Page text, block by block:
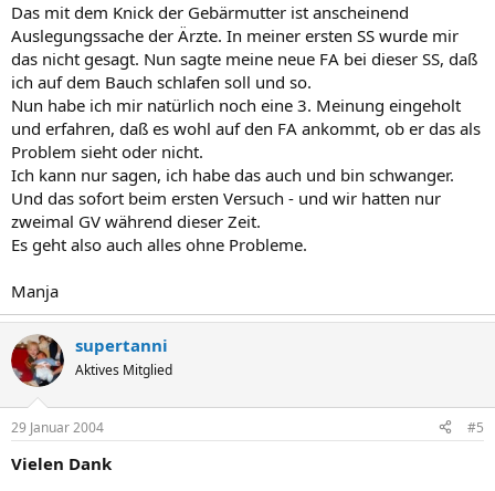
Das mit dem Knick der Gebärmutter ist anscheinend
Auslegungssache der Ärzte. In meiner ersten SS wurde mir
das nicht gesagt. Nun sagte meine neue FA bei dieser SS, daß
ich auf dem Bauch schlafen soll und so.
Nun habe ich mir natürlich noch eine 3. Meinung eingeholt
und erfahren, daß es wohl auf den FA ankommt, ob er das als
Problem sieht oder nicht.
Ich kann nur sagen, ich habe das auch und bin schwanger.
Und das sofort beim ersten Versuch - und wir hatten nur
zweimal GV während dieser Zeit.
Es geht also auch alles ohne Probleme.
Manja
supertanni
Aktives Mitglied
29 Januar 2004 #5
Vielen Dank